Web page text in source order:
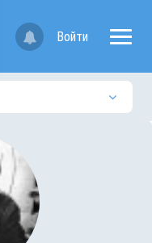
Войти